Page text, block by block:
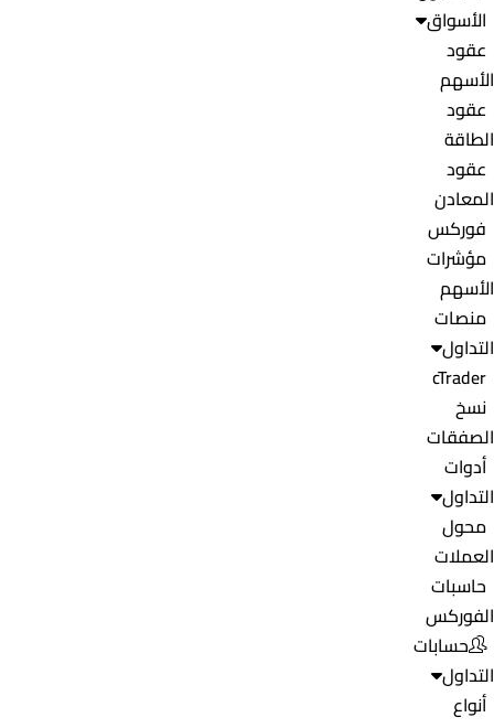
الأسواق
عقود
الأسهم
عقود
الطاقة
عقود
المعادن
فوركس
مؤشرات
الأسهم
منصات
التداول
cTrader
نسخ
الصفقات
أدوات
التداول
محول
العملات
حاسبات
الفوركس
حسابات
التداول
أنواع